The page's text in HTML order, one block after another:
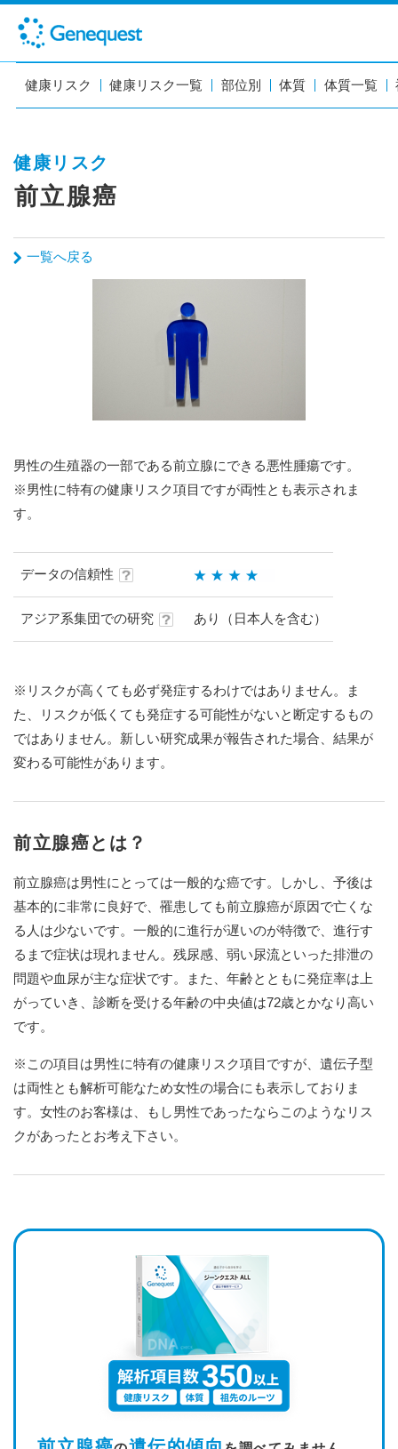
健康リスク 健康リスク一覧 部位別 体質 体質一覧
健康リスク
前立腺癌
一覧へ戻る
男性の生殖器の一部である前立腺にできる悪性腫瘍です。
※男性に特有の健康リスク項目ですが両性とも表示されま
す。
データの信頼性
アジア系集団での研究 あり（日本人を含む）
※リスクが高くても必ず発症するわけではありません。ま
た、リスクが低くても発症する可能性がないと断定するもの
ではありません。新しい研究成果が報告された場合、結果が
変わる可能性があります。
前立腺癌とは？
前立腺癌は男性にとっては一般的な癌です。しかし、予後は
基本的に非常に良好で、罹患しても前立腺癌が原因で亡くな
る人は少ないです。一般的に進行が遅いのが特徴で、進行す
るまで症状は現れません。残尿感、弱い尿流といった排泄の
問題や血尿が主な症状です。また、年齢とともに発症率は上
がっていき、診断を受ける年齢の中央値は72歳とかなり高い
です。
※この項目は男性に特有の健康リスク項目ですが、遺伝子型
は両性とも解析可能なため女性の場合にも表示しておりま
す。女性のお客様は、もし男性であったならこのようなリス
クがあったとお考え下さい。